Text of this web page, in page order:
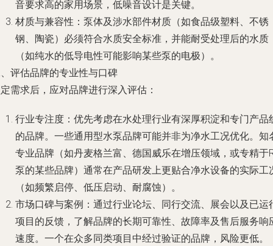
音要求高的家用场景，低噪音设计是关键。
材质与兼容性 ：泵体及涉水部件材质（如食品级塑料、不锈
钢、陶瓷）必须符合水质安全标准，并能耐受处理后的水质
（如纯水的低导电性可能影响某些泵的电极）。
评估品牌的专业性与口碑
需求后，应对品牌进行深入评估：
行业专注度 ：优先考虑在水处理行业有深厚积淀和专门产品
的品牌。一些通用型水泵品牌可能并非为净水工况优化。知
专业品牌（如丹麦格兰富、德国威乐在增压领域，或专精于
泵的某些品牌）通常在产品研发上更贴合净水设备的实际工
（如频繁启停、低压启动、耐腐蚀）。
市场口碑与案例 ：通过行业论坛、同行交流、展会以及已运
项目的反馈，了解品牌的长期可靠性、故障率及售后服务响
速度。一个在众多同类项目中经过验证的品牌，风险更低。